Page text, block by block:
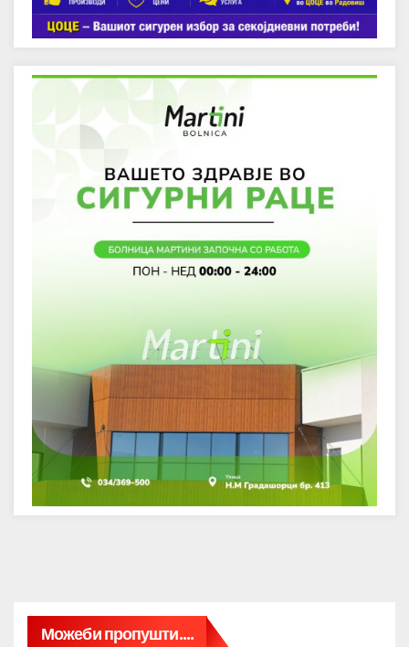
Можеби пропушти....